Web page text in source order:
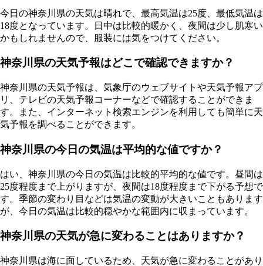
今日の神奈川県の天気は晴れで、最高気温は25度、最低気温は
18度となっています。日中は比較的暖かく、夜間は少し肌寒い
かもしれませんので、服装には気をつけてください。
神奈川県の天気予報はどこで確認できますか？
神奈川県の天気予報は、気象庁のウェブサイトや天気予報アプ
リ、テレビの天気予報コーナーなどで確認することができま
す。また、インターネット検索エンジンを利用しても簡単に天
気予報を調べることができます。
神奈川県の今日の気温は平均的な値ですか？
はい、神奈川県の今日の気温は比較的平均的な値です。昼間は
25度程度まで上がりますが、夜間は18度程度まで下がる予想で
す。季節の変わり目などは気温の変動が大きいこともあります
が、今日の気温は比較的穏やかな範囲内に収まっています。
神奈川県の天気が急に変わることはありますか？
神奈川県は海に面しているため、天気が急に変わることがあり